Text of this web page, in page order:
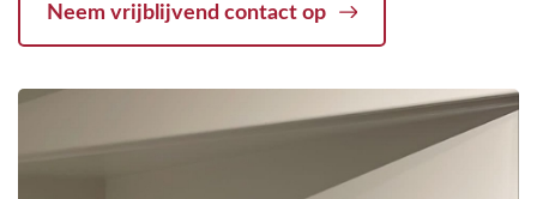
Neem vrijblijvend contact op